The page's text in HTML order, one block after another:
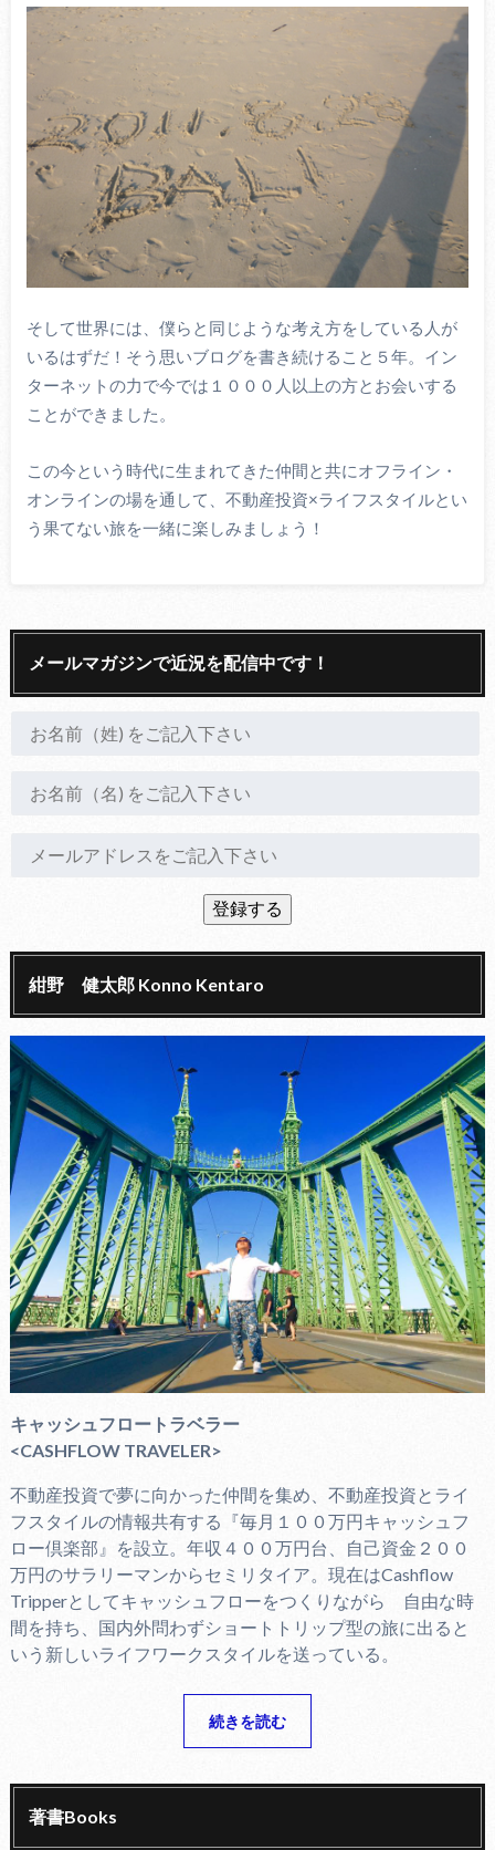
そして世界には、僕らと同じような考え方をしている人が
いるはずだ！そう思いブログを書き続けること５年。イン
ターネットの力で今では１０００人以上の方とお会いする
ことができました。
この今という時代に生まれてきた仲間と共にオフライン・
オンラインの場を通して、不動産投資×ライフスタイルとい
う果てない旅を一緒に楽しみましょう！
メールマガジンで近況を配信中です！
紺野 健太郎 Konno Kentaro
キャッシュフロートラベラー
<CASHFLOW TRAVELER>
不動産投資で夢に向かった仲間を集め、不動産投資とライ
フスタイルの情報共有する『毎月１００万円キャッシュフ
ロー倶楽部』を設立。年収４００万円台、自己資金２００
万円のサラリーマンからセミリタイア。現在はCashflow
Tripperとしてキャッシュフローをつくりながら 自由な時
間を持ち、国内外問わずショートトリップ型の旅に出ると
いう新しいライフワークスタイルを送っている。
続きを読む
著書Books